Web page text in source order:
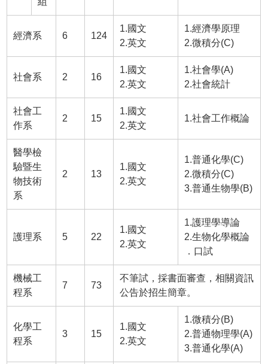
經濟系 6 124
1.國文
2.英文
1.經濟學原理
2.微積分(C)
社會系 2 16
1.國文
2.英文
1.社會學(A)
2.社會統計
社會工
作系
2 15
1.國文
2.英文
1.社會工作概論
醫學檢
驗暨生
物技術
系
2 13
1.國文
2.英文
1.普通化學(C)
2.微積分(C)
3.普通生物學(B)
護理系 5 22
1.國文
2.英文
1.護理學導論
2.生物化學概論
．口試
機械工
程系
7 73
不筆試，採書面審查，相關資訊
公告於招生簡章。
化學工
程系
3 15
1.國文
2.英文
1.微積分(B)
2.普通物理學(A)
3.普通化學(A)